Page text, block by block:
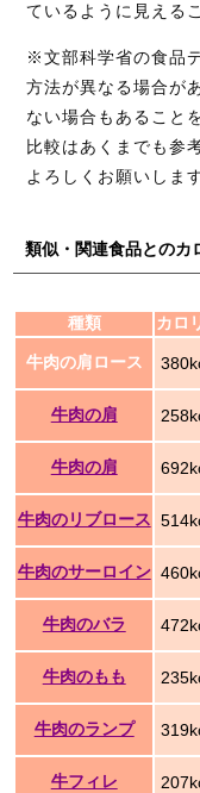
ているように見える
※文部科学省の食品
方法が異なる場合が
ない場合もあること
比較はあくまでも参
よろしくお願いします
類似・関連食品とのカ
種類 カロ
牛肉の肩ロース
牛肉の肩
牛肉の肩
牛肉のリブロース
牛肉のサーロイン
牛肉のバラ
牛肉のもも
牛肉のランプ
牛フィレ